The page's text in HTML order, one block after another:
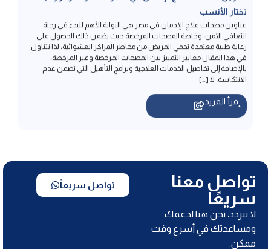
رعاية طبية معتمدة تحمي المريض من مخاطر المراكز العشوائية، لذا نتناول
في هذا المقال معايير التمييز بين المصحات المرخصة وغير المرخصة،
بالإضافة إلى تفاصيل الخدمات العلاجية وبرامج التأهيل التي تضمن عدم
الانتكاسة، لا […]
إقرأ المزيد
تواصل معنا
سريعًا
لا تتردد، نحن هنا لدعمك
ومساعدتك في أسرع وقت
ممكن.
تواصل سريعاً